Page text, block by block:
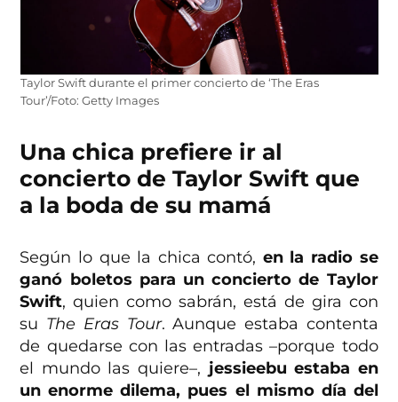
Taylor Swift durante el primer concierto de ‘The Eras
Tour’/Foto: Getty Images
Una chica prefiere ir al
concierto de Taylor Swift que
a la boda de su mamá
Según lo que la chica contó, en la radio se
ganó boletos para un concierto de Taylor
Swift, quien como sabrán, está de gira con
su The Eras Tour. Aunque estaba contenta
de quedarse con las entradas –porque todo
el mundo las quiere–, jessieebu estaba en
un enorme dilema, pues el mismo día del